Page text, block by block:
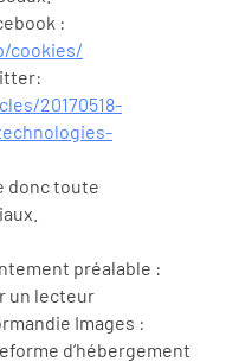
:
cookies/
20170518-
donc toute
préalable :
un lecteur
Images :
d’hébergement